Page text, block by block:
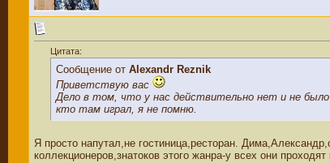
Цитата:
Сообщение от Alexandr Reznik
Приветствую вас
Дело в том, что у нас действительно нет и не
кто там играл, я не помню.
Я просто напутал,не гостиница,ресторан.
коллекционеров,знатоков этого жанра-у всех они